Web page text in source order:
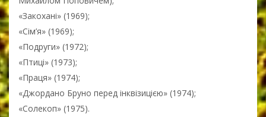
«Закохані» (1969);
«Сім’я» (1969);
«Подруги» (1972);
«Птиці» (1973);
«Праця» (1974);
«Джордано Бруно перед інквізицією» (1974);
«Солекоп» (1975).